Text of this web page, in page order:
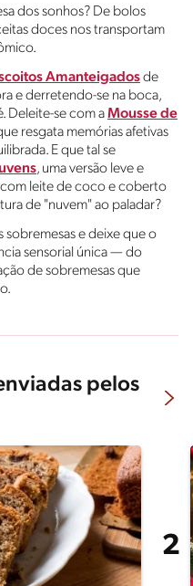
dos sonhos? De bolos
doces nos transportam
Amanteigadosde
e derretendo-se na boca,
Deleite-se com aMousse de
resgata memórias afetivas
E que tal se
, uma versão leve e
com leite de coco e coberto
de "nuvem" ao paladar?
sobremesas e deixe que o
sensorial única — do
de sobremesas que
pelos